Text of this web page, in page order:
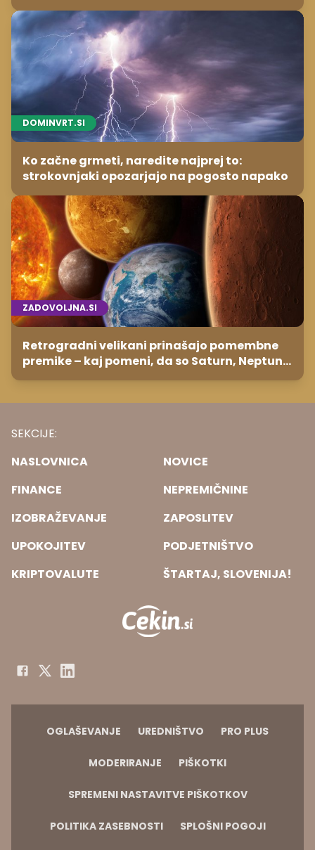
DOMINVRT.SI
Ko začne grmeti, naredite najprej to:
strokovnjaki opozarjajo na pogosto napako
ZADOVOLJNA.SI
Retrogradni velikani prinašajo pomembne
premike – kaj pomeni, da so Saturn, Neptun
in Pluton hkrati retrogradni?
SEKCIJE:
NASLOVNICA
NOVICE
FINANCE
NEPREMIČNINE
IZOBRAŽEVANJE
ZAPOSLITEV
UPOKOJITEV
PODJETNIŠTVO
KRIPTOVALUTE
ŠTARTAJ, SLOVENIJA!
OGLAŠEVANJE UREDNIŠTVO PRO PLUS
MODERIRANJE PIŠKOTKI
SPREMENI NASTAVITVE PIŠKOTKOV
POLITIKA ZASEBNOSTI SPLOŠNI POGOJI